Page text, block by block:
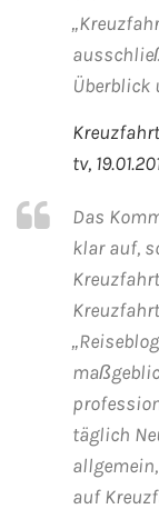
Westeuropa-
Orient-
Weltreise-
Reedereien
AIDA Cruises
TUI Cruises
MSC
Costa
Überblick
tv,
Das
klar auf,
täglich
auf